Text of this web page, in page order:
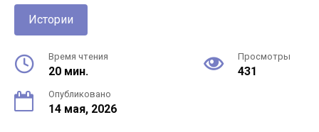
Истории
Время чтения
20 мин.
Просмотры
431
Опубликовано
14 мая, 2026